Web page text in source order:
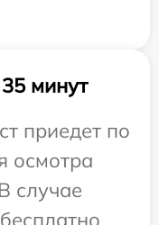
минут
приедет по
осмотра
случае